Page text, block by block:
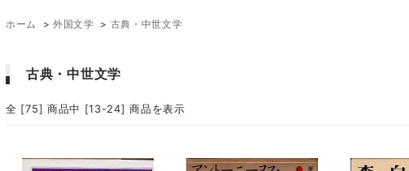
ホーム > 外国文学 > 古典・中世文学
古典・中世文学
全 [75] 商品中 [13-24] 商品を表示